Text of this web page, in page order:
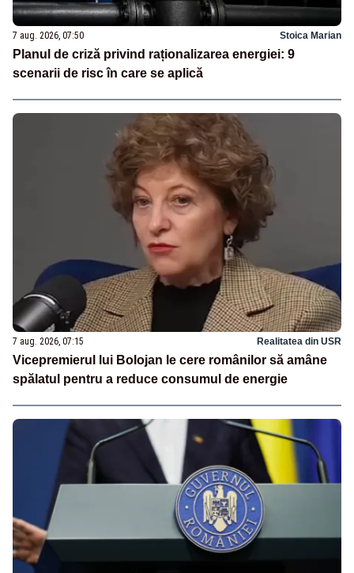
7 aug. 2026, 07:50 Stoica Marian
Planul de criză privind raționalizarea energiei: 9
scenarii de risc în care se aplică
7 aug. 2026, 07:15 Realitatea din USR
Vicepremierul lui Bolojan le cere românilor să amâne
spălatul pentru a reduce consumul de energie